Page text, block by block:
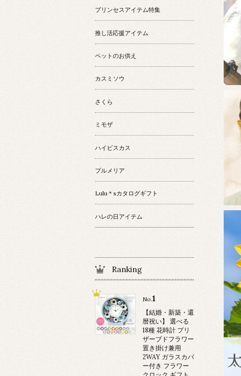
プリンセスアイテム特集
推し活応援アイテム
ペットのお供え
カスミソウ
さくら
ミモザ
ハイビスカス
プルメリア
Lulu＊sカタログギフト
ハレの日アイテム
Ranking
No.1
【結婚・新築・還
暦祝い】 選べる
18種 花時計 プリ
ザーブドフラワー
置き掛け兼用
2WAY ガラスカバ
ー付き フラワー